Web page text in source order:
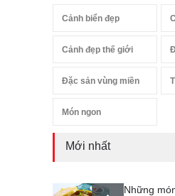
Cảnh biển đẹp
Cảnh đẹp thế giới
Đặc sản vùng miền
Món ngon
Mới nhất
Những